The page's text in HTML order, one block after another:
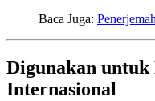
Baca Juga:
Digunakan
Internasional